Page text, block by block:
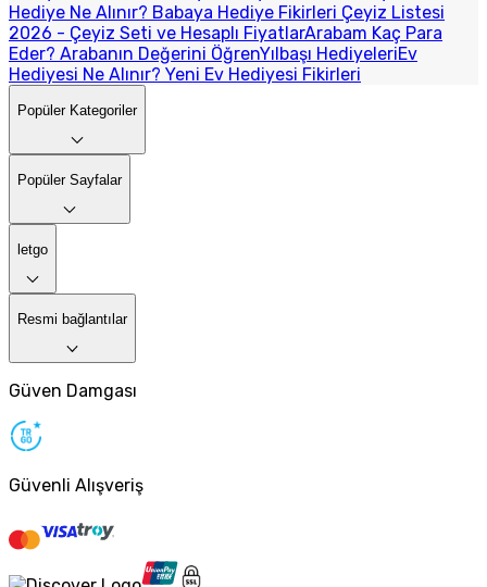
Hediye Ne Alınır? Babaya Hediye Fikirleri Çeyiz Listesi
2026 - Çeyiz Seti ve Hesaplı FiyatlarArabam Kaç Para
Eder? Arabanın Değerini ÖğrenYılbaşı HediyeleriEv
Hediyesi Ne Alınır? Yeni Ev Hediyesi Fikirleri
Popüler Kategoriler
Popüler Sayfalar
letgo
Resmi bağlantılar
Güven Damgası
Güvenli Alışveriş